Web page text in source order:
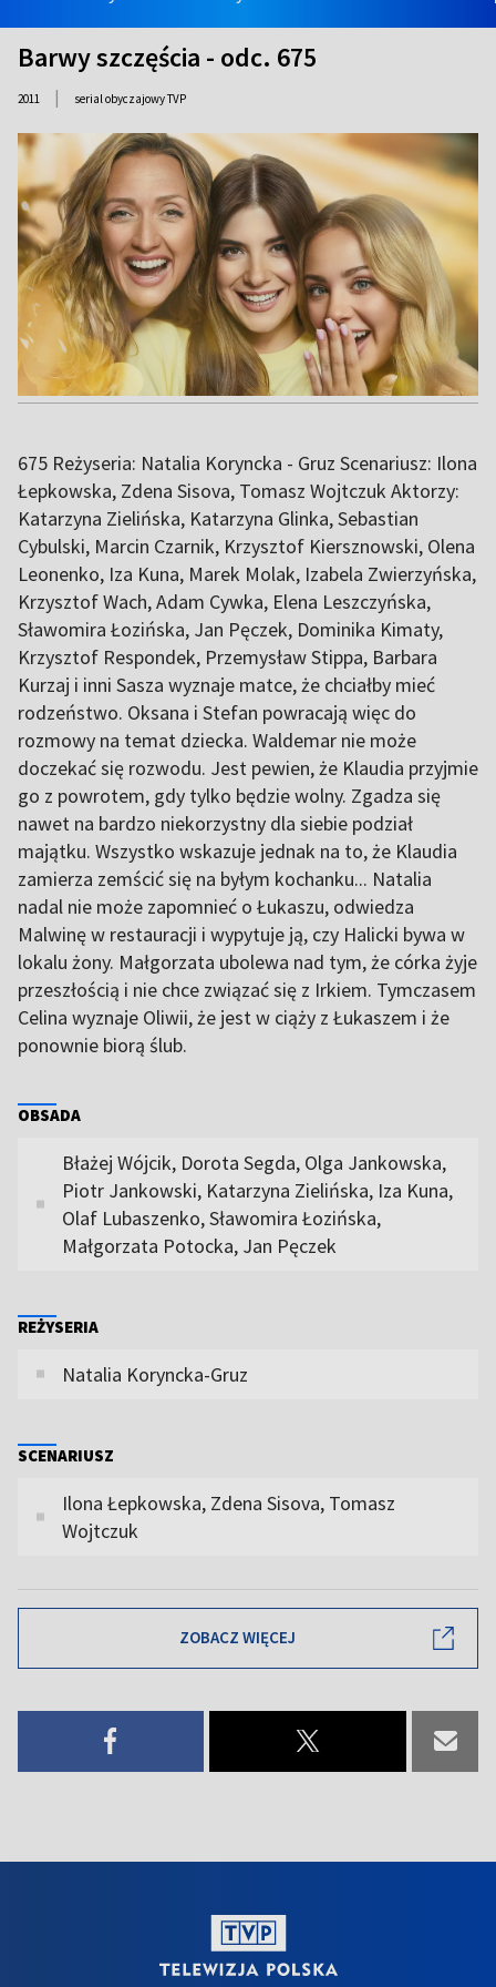
Barwy szczęścia - odc. 675
2011 | serial obyczajowy TVP
675 Reżyseria: Natalia Koryncka - Gruz Scenariusz: Ilona
Łepkowska, Zdena Sisova, Tomasz Wojtczuk Aktorzy:
Katarzyna Zielińska, Katarzyna Glinka, Sebastian
Cybulski, Marcin Czarnik, Krzysztof Kiersznowski, Olena
Leonenko, Iza Kuna, Marek Molak, Izabela Zwierzyńska,
Krzysztof Wach, Adam Cywka, Elena Leszczyńska,
Sławomira Łozińska, Jan Pęczek, Dominika Kimaty,
Krzysztof Respondek, Przemysław Stippa, Barbara
Kurzaj i inni Sasza wyznaje matce, że chciałby mieć
rodzeństwo. Oksana i Stefan powracają więc do
rozmowy na temat dziecka. Waldemar nie może
doczekać się rozwodu. Jest pewien, że Klaudia przyjmie
go z powrotem, gdy tylko będzie wolny. Zgadza się
nawet na bardzo niekorzystny dla siebie podział
majątku. Wszystko wskazuje jednak na to, że Klaudia
zamierza zemścić się na byłym kochanku... Natalia
nadal nie może zapomnieć o Łukaszu, odwiedza
Malwinę w restauracji i wypytuje ją, czy Halicki bywa w
lokalu żony. Małgorzata ubolewa nad tym, że córka żyje
przeszłością i nie chce związać się z Irkiem. Tymczasem
Celina wyznaje Oliwii, że jest w ciąży z Łukaszem i że
ponownie biorą ślub.
OBSADA
Błażej Wójcik, Dorota Segda, Olga Jankowska,
Piotr Jankowski, Katarzyna Zielińska, Iza Kuna,
Olaf Lubaszenko, Sławomira Łozińska,
Małgorzata Potocka, Jan Pęczek
REŻYSERIA
Natalia Koryncka-Gruz
SCENARIUSZ
Ilona Łepkowska, Zdena Sisova, Tomasz
Wojtczuk
ZOBACZ WIĘCEJ